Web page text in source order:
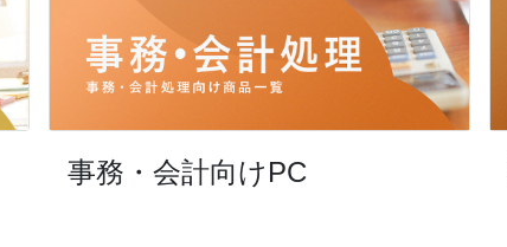
事務・会計向けPC